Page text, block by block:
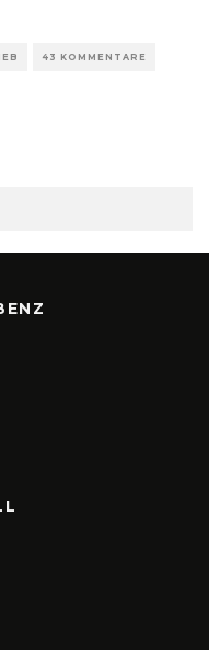
43 KOMMENTARE